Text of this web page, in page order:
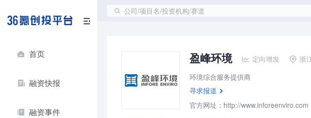
首页
融资快报
融资事件
公司/项目名/投资机构/赛道
盈峰环境 定向增发 浙
环境综合服务提供商
寻求报道
官方网址：http://www.inforeenviro.com